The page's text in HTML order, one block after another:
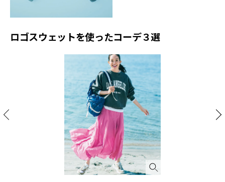
ロゴスウェットを使ったコーデ３選